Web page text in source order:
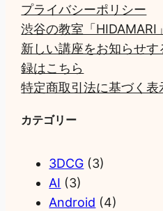
プライバシーポリシー
渋谷の教室「HIDAMARI
新しい講座をお知らせ
録はこちら
特定商取引法に基づく表
カテゴリー
3DCG (3)
AI (3)
Android (4)